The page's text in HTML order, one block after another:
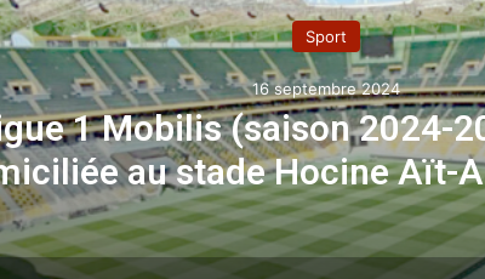
2025) : la JSK
Ahmed de Tizi-